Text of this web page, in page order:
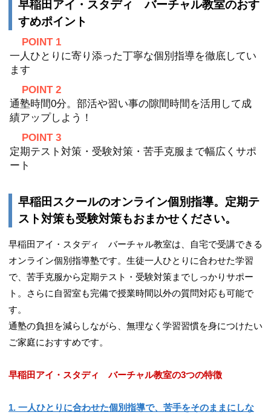
早稲田アイ・スタディ バーチャル教室のおす
すめポイント
POINT 1
一人ひとりに寄り添った丁寧な個別指導を徹底してい
ます
POINT 2
通塾時間0分。部活や習い事の隙間時間を活用して成
績アップしよう！
POINT 3
定期テスト対策・受験対策・苦手克服まで幅広くサポ
ート
早稲田スクールのオンライン個別指導。定期テ
スト対策も受験対策もおまかせください。
早稲田アイ・スタディ バーチャル教室は、自宅で受講できる
オンライン個別指導塾です。生徒一人ひとりに合わせた学習
で、苦手克服から定期テスト・受験対策までしっかりサポー
ト。さらに自習室も完備で授業時間以外の質問対応も可能で
す。
通塾の負担を減らしながら、無理なく学習習慣を身につけたい
ご家庭におすすめです。
早稲田アイ・スタディ バーチャル教室の3つの特徴
1. 一人ひとりに合わせた個別指導で、苦手をそのままにしな